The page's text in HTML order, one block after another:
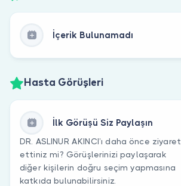
İçerik Bulunamadı
Hasta Görüşleri
İlk Görüşü Siz Paylaşın
DR. ASLINUR AKINCI’ı daha önce ziyaret
ettiniz mi? Görüşlerinizi paylaşarak
diğer kişilerin doğru seçim yapmasına
katkıda bulunabilirsiniz.